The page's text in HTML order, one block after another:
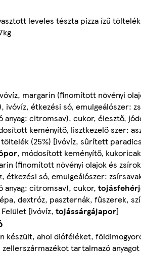
leveles tészta pizza ízű
margarin (finomított növényi
ivóvíz, étkezési só, emulgeálószer:
anyag: citromsav), cukor, élesztő,
keményítő, lisztkezelő szer:
töltelék (25%) [ivóvíz, sűrített
, módosított keményítő,
(finomított növényi olajok és
étkezési só, emulgeálószer:
anyag: citromsav), cukor,
dextróz, paszternák, fűszerek,
[ivóvíz, tojássárgájapor]
készült, ahol dióféléket,
tartalmazó